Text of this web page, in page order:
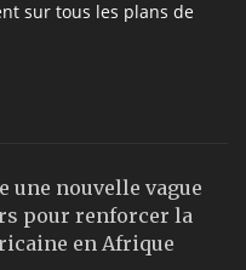
sur tous les plans de
une nouvelle vague
pour renforcer la
en Afrique